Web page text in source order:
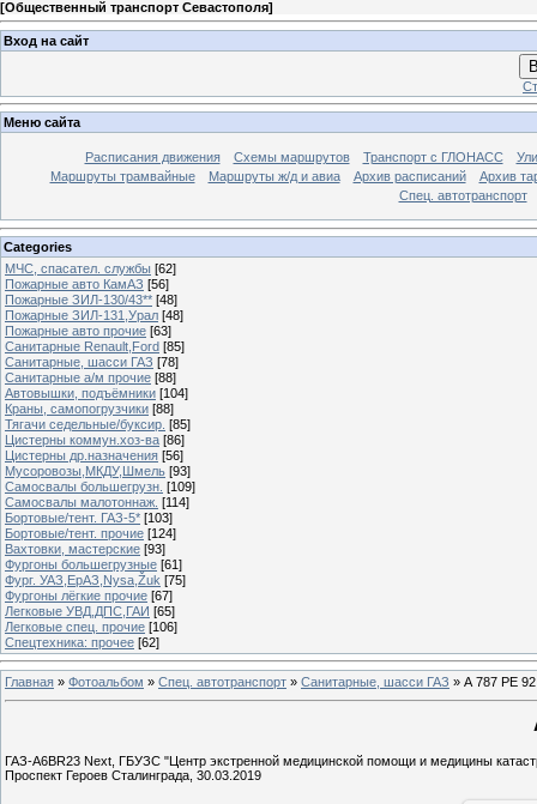
[Общественный транспорт Севастополя]
Вход на сайт
Меню сайта
Расписания движения Схемы маршрутов Транспорт с ГЛОНАСС
Маршруты трамвайные
Маршруты ж/д и авиа Архив расписаний
Архив
Спец. автотранспорт
Categories
МЧС, спасател. службы [62]
Пожарные авто КамАЗ [56]
Пожарные ЗИЛ-130/43** [48]
Пожарные ЗИЛ-131,Урал [48]
Пожарные авто прочие [63]
Санитарные Renault,Ford [85]
Санитарные, шасси ГАЗ [78]
Санитарные а/м прочие [88]
Автовышки, подъёмники [104]
Краны, самопогрузчики [88]
Тягачи седельные/буксир. [85]
Цистерны коммун.хоз-ва [86]
Цистерны др.назначения [56]
Мусоровозы,МКДУ,Шмель [93]
Самосвалы большегрузн. [109]
Самосвалы малотоннаж. [114]
Бортовые/тент. ГАЗ-5* [103]
Бортовые/тент. прочие [124]
Вахтовки, мастерские [93]
Фургоны большегрузные [61]
Фург. УАЗ,ЕрАЗ,Nysa,Žuk [75]
Фургоны лёгкие прочие [67]
Легковые УВД,ДПС,ГАИ [65]
Легковые спец. прочие [106]
Спецтехника: прочее [62]
Главная » Фотоальбом » Спец. автотранспорт » Санитарные, шасси ГАЗ » А 787 РЕ 92
ГАЗ-А6BR23 Next, ГБУЗС "Центр экстренной медицинской помощи и медицины
Проспект Героев Сталинграда, 30.03.2019